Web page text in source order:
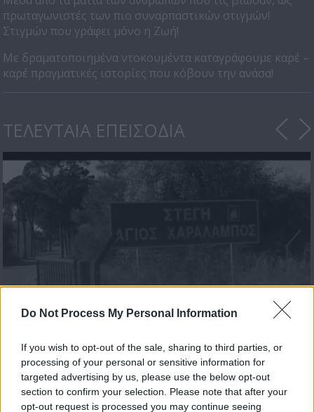
Do Not Process My Personal Information
If you wish to opt-out of the sale, sharing to third parties, or
processing of your personal or sensitive information for
targeted advertising by us, please use the below opt-out
section to confirm your selection. Please note that after your
opt-out request is processed you may continue seeing
πρωταγωνιστές των πιο συναρπαστικών στιγμών!
Στιγμών που γράφει μόνο η Ζωή!
Με δραματοποιημένα ντοκουμέντα καταγράφουμε καρέ –
καρέ πραγματικές ιστορίες που κόβουν την ανάσα!
ΤΕΛΕΥΤΑΙΑ ΕΠΕΙΣΟΔΙΑ
Εκπ.13 Τελευταίο